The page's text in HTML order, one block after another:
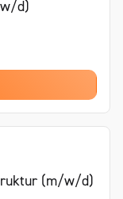
d)
(m/w/d)